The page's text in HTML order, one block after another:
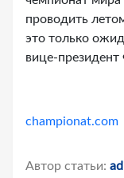
проводить
это только
вице-
championat.com
Автор статьи: